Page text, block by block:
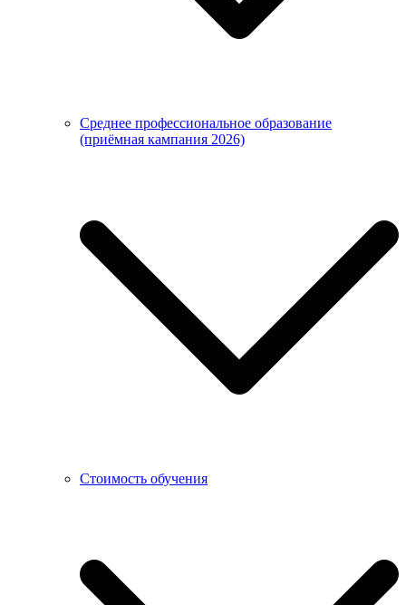
Среднее профессиональное образование
(приёмная кампания 2026)
Стоимость обучения